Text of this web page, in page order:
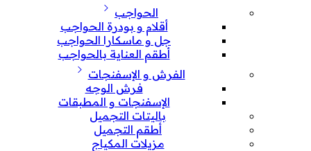
الحواجب
أقلام و بودرة الحواجب
جل و ماسكارا الحواجب
أطقم العناية بالحواجب
الفرش و الإسفنجات
فرش الوجه
الإسفنجات و المطبقات
باليتات التجميل
أطقم التجميل
مزيلات المكياج